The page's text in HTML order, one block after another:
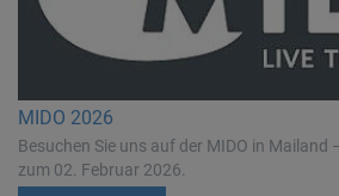
MIDO 2026
Besuchen Sie uns auf der MIDO in Mailand
zum 02. Februar 2026.